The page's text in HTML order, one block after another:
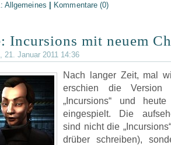
Allgemeines Kommentare (0)
Incursions mit neuem
21. Januar 2011 14:36
Nach langer Zeit, mal
erschien die
„Incursions“ und
eingespielt. Die
sind nicht die
drüber schreiben),